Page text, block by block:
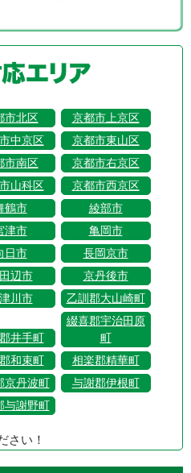
市北区
京都市上京区
中京区
京都市東山区
市南区
京都市右京区
山科区
京都市西京区
鶴市
綾部市
津市
亀岡市
日市
長岡京市
辺市
京丹後市
川市 乙訓郡大山崎町
井手町
綴喜郡宇治田原
町
和束町
相楽郡精華町
京丹波町
与謝郡伊根町
与謝野町
さい！